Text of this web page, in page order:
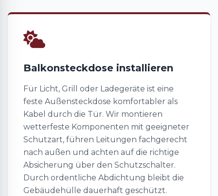
Balkonsteckdose installieren
Für Licht, Grill oder Ladegeräte ist eine
feste Außensteckdose komfortabler als
Kabel durch die Tür. Wir montieren
wetterfeste Komponenten mit geeigneter
Schutzart, führen Leitungen fachgerecht
nach außen und achten auf die richtige
Absicherung über den Schutzschalter.
Durch ordentliche Abdichtung bleibt die
Gebäudehülle dauerhaft geschützt.